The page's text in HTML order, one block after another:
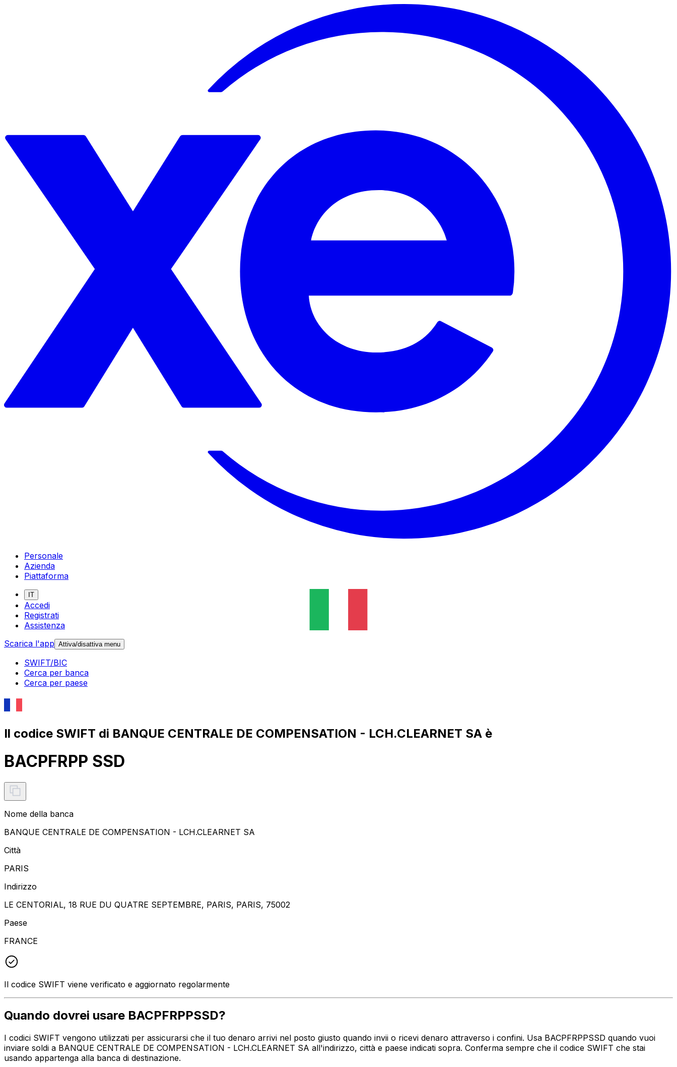
Personale
Azienda
Piattaforma
IT
Accedi
Registrati
Assistenza
Scarica l'app Attiva/disattiva menu
SWIFT/BIC
Cerca per banca
Cerca per paese
Il codice SWIFT di BANQUE CENTRALE DE COMPENSATION - LCH.CLEARNET SA è
BACPFRPP SSD
Nome della banca
BANQUE CENTRALE DE COMPENSATION - LCH.CLEARNET SA
Città
PARIS
Indirizzo
LE CENTORIAL, 18 RUE DU QUATRE SEPTEMBRE, PARIS, PARIS, 75002
Paese
FRANCE
Il codice SWIFT viene verificato e aggiornato regolarmente
Quando dovrei usare BACPFRPPSSD?
I codici SWIFT vengono utilizzati per assicurarsi che il tuo denaro arrivi nel posto giusto quando invii o ricevi denaro attraverso i confini. Usa BACPFRPPSSD quando vuoi
inviare soldi a BANQUE CENTRALE DE COMPENSATION - LCH.CLEARNET SA all'indirizzo, città e paese indicati sopra. Conferma sempre che il codice SWIFT che stai
usando appartenga alla banca di destinazione.